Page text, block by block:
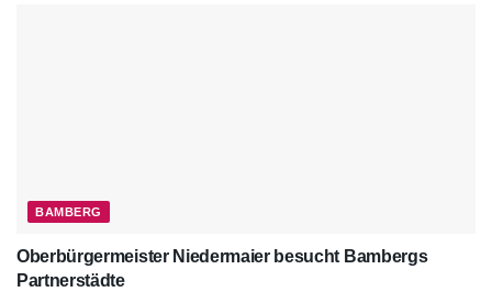
BAMBERG
Oberbürgermeister Niedermaier besucht Bambergs
Partnerstädte